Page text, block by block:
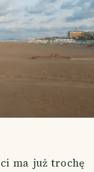
ma już trochę